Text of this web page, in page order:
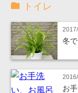
トイレ
冬
お